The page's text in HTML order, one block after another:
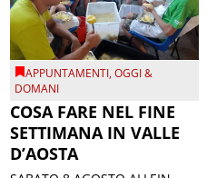
APPUNTAMENTI,OGGI &
DOMANI
COSA FARE NEL FINE
SETTIMANA IN VALLE
D’AOSTA